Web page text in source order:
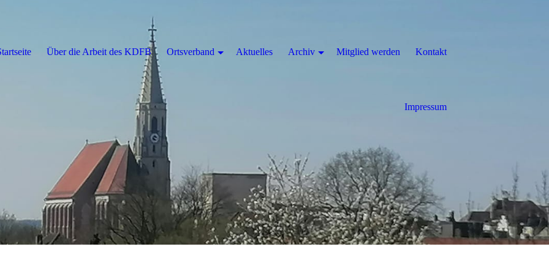
Über die Arbeit des KDFB Ortsverband Aktuelles Archiv Mitglied werden Kontakt
Impressum